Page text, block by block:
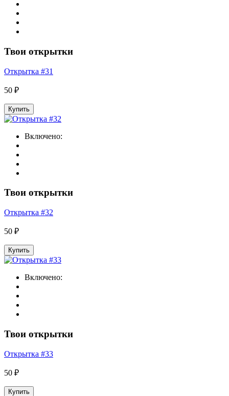
Твои открытки
Открытка #31
50 ₽
Купить
Включено:
Твои открытки
Открытка #32
50 ₽
Купить
Включено:
Твои открытки
Открытка #33
50 ₽
Купить